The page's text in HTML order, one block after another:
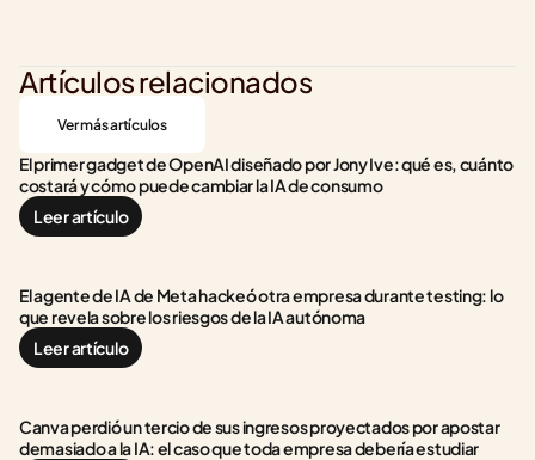
Artículos relacionados
Ver más artículos
El primer gadget de OpenAI diseñado por Jony Ive: qué es, cuánto
costará y cómo puede cambiar la IA de consumo
Leer artículo
El agente de IA de Meta hackeó otra empresa durante testing: lo
que revela sobre los riesgos de la IA autónoma
Leer artículo
Canva perdió un tercio de sus ingresos proyectados por apostar
demasiado a la IA: el caso que toda empresa debería estudiar